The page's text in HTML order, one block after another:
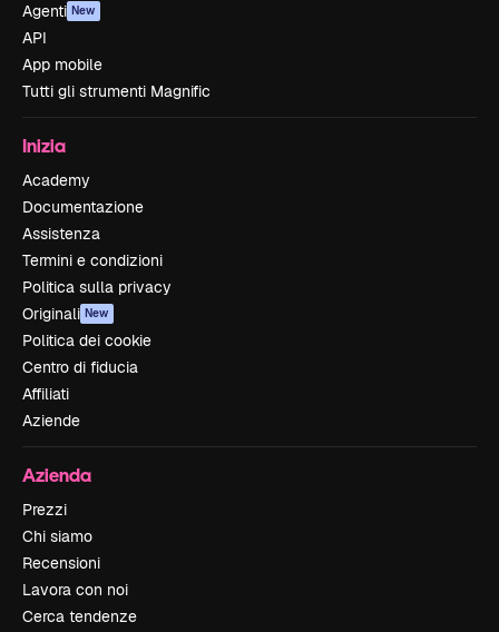
Agenti New
API
App mobile
Tutti gli strumenti Magnific
Inizia
Academy
Documentazione
Assistenza
Termini e condizioni
Politica sulla privacy
Originali New
Politica dei cookie
Centro di fiducia
Affiliati
Aziende
Azienda
Prezzi
Chi siamo
Recensioni
Lavora con noi
Cerca tendenze